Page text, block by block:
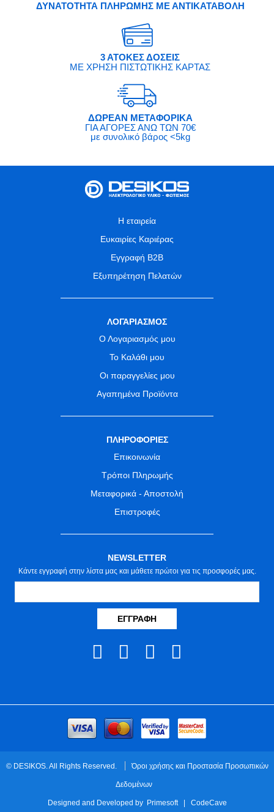
ΔΥΝΑΤΟΤΗΤΑ ΠΛΗΡΩΜΗΣ ΜΕ ΑΝΤΙΚΑΤΑΒΟΛΗ
3 ΑΤΟΚΕΣ ΔΟΣΕΙΣ
ΜΕ ΧΡΗΣΗ ΠΙΣΤΩΤΙΚΗΣ ΚΑΡΤΑΣ
ΔΩΡΕΑΝ ΜΕΤΑΦΟΡΙΚΑ
ΓΙΑ ΑΓΟΡΕΣ ΑΝΩ ΤΩΝ 70€
με συνολικό βάρος <5kg
Η εταιρεία
Ευκαιρίες Καριέρας
Εγγραφή B2B
Εξυπηρέτηση Πελατών
ΛΟΓΑΡΙΑΣΜΟΣ
Ο Λογαριασμός μου
Το Καλάθι μου
Οι παραγγελίες μου
Αγαπημένα Προϊόντα
ΠΛΗΡΟΦΟΡΙΕΣ
Επικοινωνία
Τρόποι Πληρωμής
Μεταφορικά - Αποστολή
Επιστροφές
NEWSLETTER
Κάντε εγγραφή στην λίστα μας και μάθετε πρώτοι για τις προσφορές μας.
ΕΓΓΡΑΦΉ
© DESIKOS. All Rights Reserved.
Όροι χρήσης και Προστασία Προσωπικών
Δεδομένων
Designed and Developed by Primesoft| CodeCave